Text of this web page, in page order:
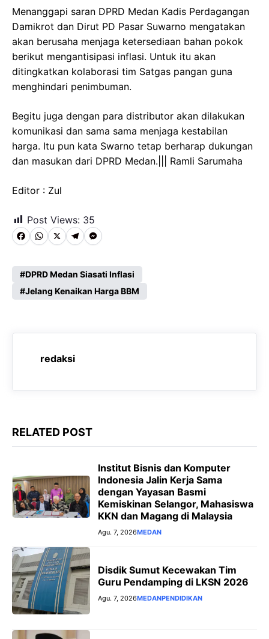
Menanggapi saran DPRD Medan Kadis Perdagangan
Damikrot dan Dirut PD Pasar Suwarno mengatakan
akan berusaha menjaga ketersediaan bahan pokok
berikut mengantisipasi inflasi. Untuk itu akan
ditingkatkan kolaborasi tim Satgas pangan guna
menghindari penimbuman.
Begitu juga dengan para distributor akan dilakukan
komunikasi dan sama sama menjaga kestabilan
harga. Itu pun kata Swarno tetap berharap dukungan
dan masukan dari DPRD Medan.||| Ramli Sarumaha
Editor : Zul
Post Views: 35
F
c
e
o
W
a
t
A
p
X T
l
e
r
a
M
s
s
n
r
DPRD Medan Siasati Inflasi
Jelang Kenaikan Harga BBM
redaksi
RELATED POST
Institut Bisnis dan Komputer
Indonesia Jalin Kerja Sama
dengan Yayasan Basmi
Kemiskinan Selangor, Mahasiswa
KKN dan Magang di Malaysia
Agu. 7, 2026MEDAN
Disdik Sumut Kecewakan Tim
Guru Pendamping di LKSN 2026
Agu. 7, 2026MEDANPENDIDIKAN